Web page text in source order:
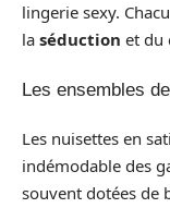
lingerie sexy.
la séduction et du
Les ensembles
Les nuisettes en
indémodable des
souvent dotées de